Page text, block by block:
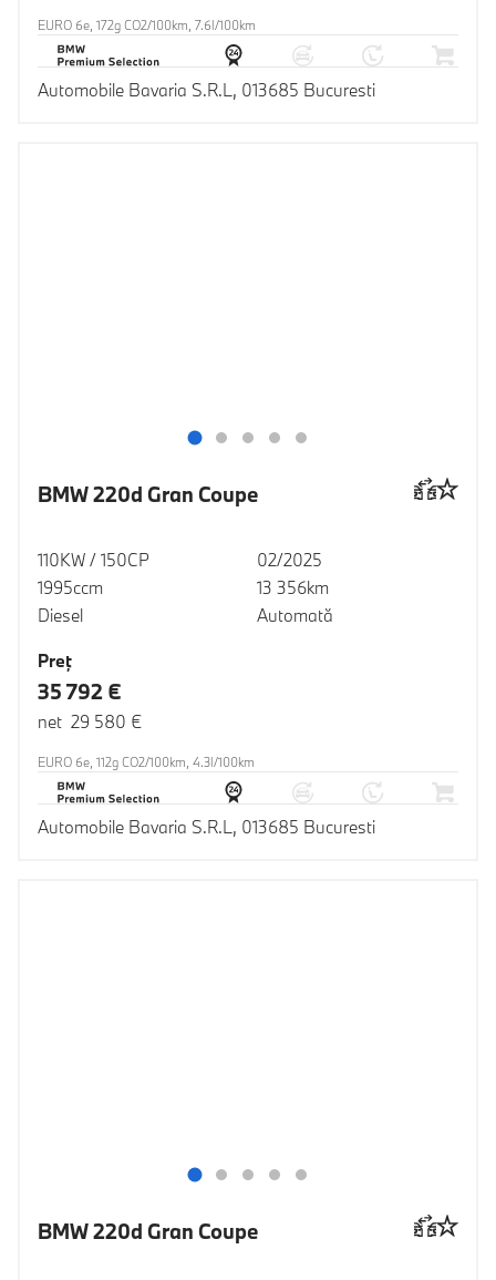
EURO 6e, 172g CO2/100km, 7.6l/100km
Automobile Bavaria S.R.L, 013685 Bucuresti
BMW 220d Gran Coupe
110KW / 150CP
1995ccm
Diesel
02/2025
13 356km
Automată
Preţ
35 792 €
net 29 580 €
EURO 6e, 112g CO2/100km, 4.3l/100km
Automobile Bavaria S.R.L, 013685 Bucuresti
BMW 220d Gran Coupe